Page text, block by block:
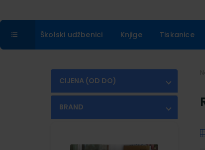
Školski udžbenici Knjige Tiskanice
CIJENA (OD DO)
BRAND